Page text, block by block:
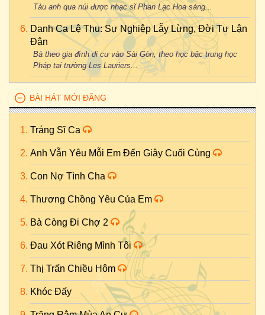
Tàu anh qua núi được nhạc sĩ Phan Lạc Hoa sáng...
Danh Ca Lệ Thu: Sự Nghiệp Lẫy Lừng, Đời Tư Lận
Đận
Bà theo gia đình di cư vào Sài Gòn, theo học bậc trung học
Pháp tại trường Les Lauriers...
BÀI HÁT MỚI ĐĂNG
Tráng Sĩ Ca
Anh Vẫn Yêu Mỗi Em Đến Giây Cuối Cùng
Con Nợ Tình Cha
Thương Chồng Yêu Của Em
Bà Còng Đi Chợ 2
Đau Xót Riêng Mình Tôi
Thị Trấn Chiều Hôm
Khóc Đấy